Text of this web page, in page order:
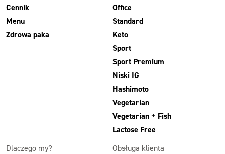
Cennik
Menu
Zdrowa paka
Office
Standard
Keto
Sport
Sport Premium
Niski IG
Hashimoto
Vegetarian
Vegetarian + Fish
Lactose Free
Dlaczego my? Obsługa klienta